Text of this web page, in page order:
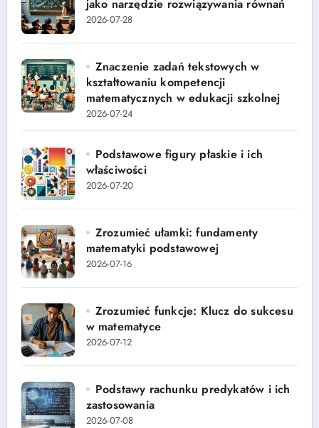
jako narzędzie rozwiązywania równań
2026-07-28
Znaczenie zadań tekstowych w
kształtowaniu kompetencji
matematycznych w edukacji szkolnej
2026-07-24
Podstawowe figury płaskie i ich
właściwości
2026-07-20
Zrozumieć ułamki: fundamenty
matematyki podstawowej
2026-07-16
Zrozumieć funkcje: Klucz do sukcesu
w matematyce
2026-07-12
Podstawy rachunku predykatów i ich
zastosowania
2026-07-08